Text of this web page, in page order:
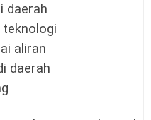
daerah
aliran
daerah